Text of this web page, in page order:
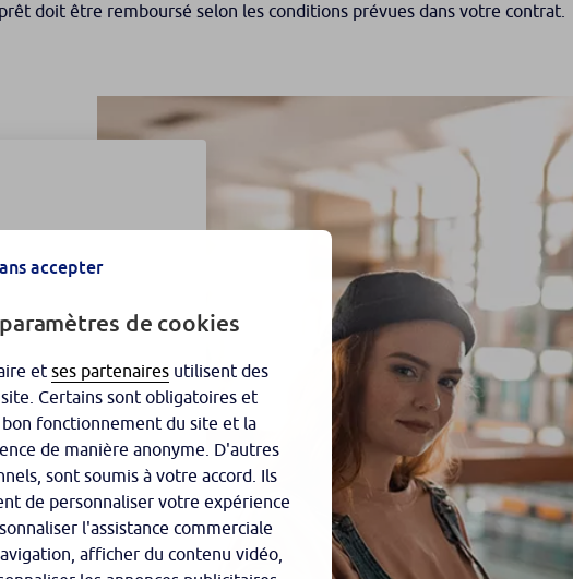
doit être remboursé selon les conditions prévues dans votre contrat.
accepter
de cookies
et ses partenaires utilisent des
Certains sont obligatoires et
fonctionnement du site et la
de manière anonyme. D'autres
sont soumis à votre accord. Ils
de personnaliser votre expérience
l'assistance commerciale
afficher du contenu vidéo,